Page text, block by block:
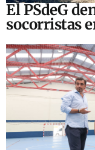
El PSdeG
socorristas